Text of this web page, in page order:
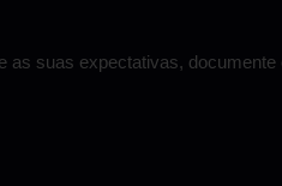
as suas expectativas,